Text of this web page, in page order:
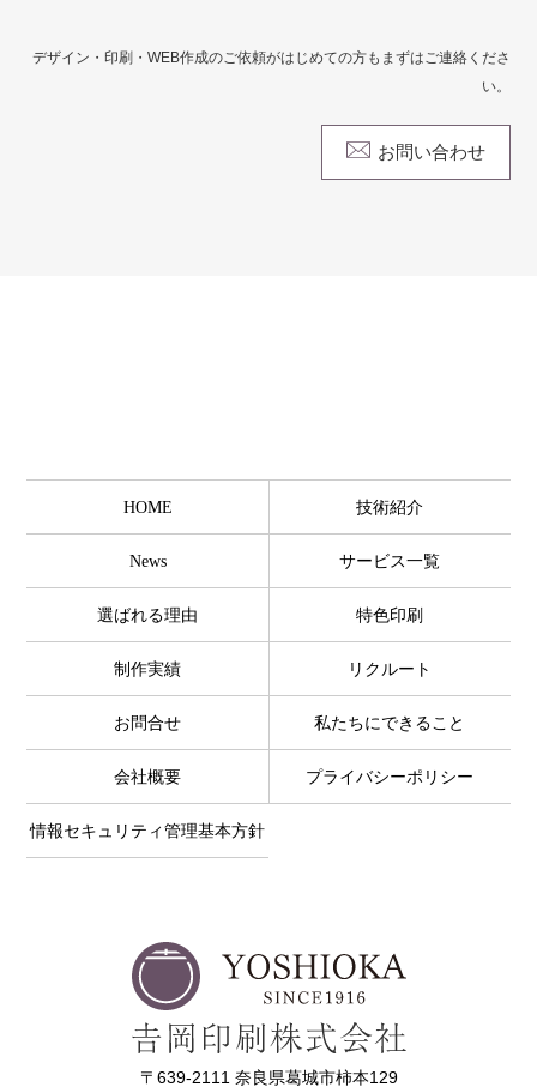
デザイン・印刷・WEB作成のご依頼がはじめての方もまずはご連絡くださ
い。
お問い合わせ
HOME 技術紹介
News サービス一覧
選ばれる理由 特色印刷
制作実績 リクルート
お問合せ 私たちにできること
会社概要 プライバシーポリシー
情報セキュリティ管理基本方針
〒639-2111 奈良県葛城市柿本129